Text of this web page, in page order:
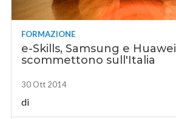
FORMAZIONE
e-Skills, Samsung e Huawei
scommettono sull'Italia
30 Ott 2014
di